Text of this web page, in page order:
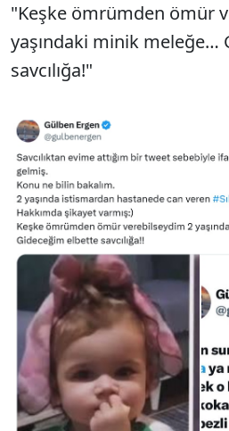
"Keşke ömrümden ömür
yaşındaki minik meleğe…
savcılığa!"